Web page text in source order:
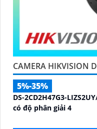
CAMERA HIKVISION
5%-35%
DS-2CD2H47G3-
có độ phân giải 4